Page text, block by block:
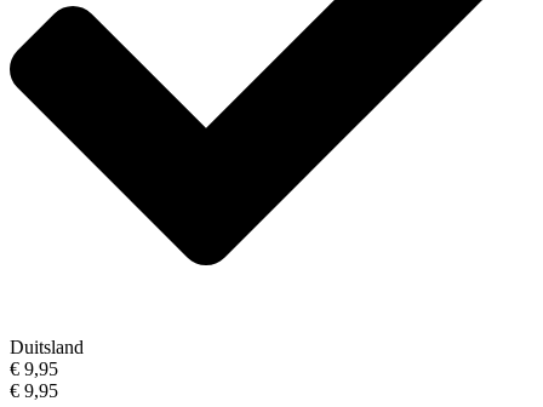
Duitsland
€ 9,95
€ 9,95